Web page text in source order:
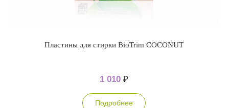
Пластины для стирки BioTrim COCONUT
1 010 ₽
Подробнее